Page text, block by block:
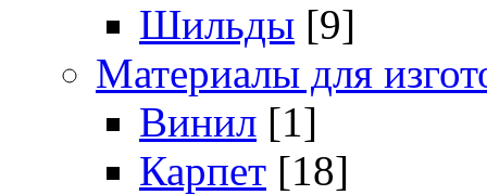
Шильды [9]
Материалы для
Винил [1]
Карпет [18]